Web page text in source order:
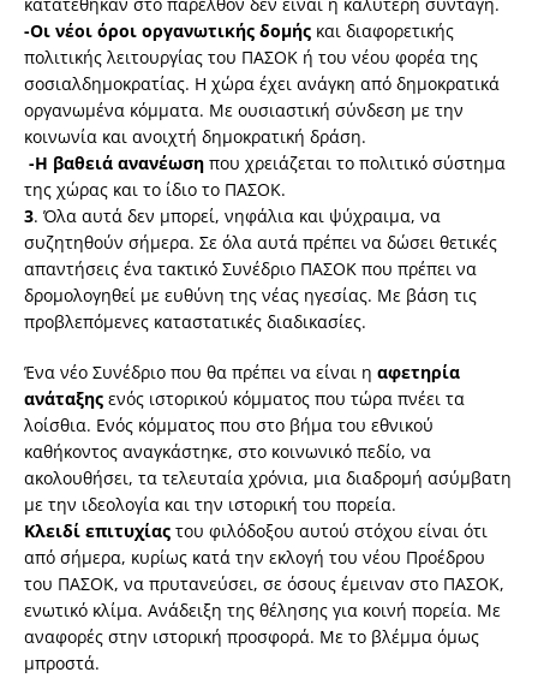
-Οι νέοι όροι οργανωτικής δομής και διαφορετικής
πολιτικής λειτουργίας του ΠΑΣΟΚ ή του νέου φορέα της
σοσιαλδημοκρατίας. Η χώρα έχει ανάγκη από δημοκρατικά
οργανωμένα κόμματα. Με ουσιαστική σύνδεση με την
κοινωνία και ανοιχτή δημοκρατική δράση.
-Η βαθειά ανανέωση που χρειάζεται το πολιτικό σύστημα
της χώρας και το ίδιο το ΠΑΣΟΚ.
3. Όλα αυτά δεν μπορεί, νηφάλια και ψύχραιμα, να
συζητηθούν σήμερα. Σε όλα αυτά πρέπει να δώσει θετικές
απαντήσεις ένα τακτικό Συνέδριο ΠΑΣΟΚ που πρέπει να
δρομολογηθεί με ευθύνη της νέας ηγεσίας. Με βάση τις
προβλεπόμενες καταστατικές διαδικασίες.
Ένα νέο Συνέδριο που θα πρέπει να είναι η αφετηρία
ανάταξης ενός ιστορικού κόμματος που τώρα πνέει τα
λοίσθια. Ενός κόμματος που στο βήμα του εθνικού
καθήκοντος αναγκάστηκε, στο κοινωνικό πεδίο, να
ακολουθήσει, τα τελευταία χρόνια, μια διαδρομή ασύμβατη
με την ιδεολογία και την ιστορική του πορεία.
Κλειδί επιτυχίας του φιλόδοξου αυτού στόχου είναι ότι
από σήμερα, κυρίως κατά την εκλογή του νέου Προέδρου
του ΠΑΣΟΚ, να πρυτανεύσει, σε όσους έμειναν στο ΠΑΣΟΚ,
ενωτικό κλίμα. Ανάδειξη της θέλησης για κοινή πορεία. Με
αναφορές στην ιστορική προσφορά. Με το βλέμμα όμως
μπροστά.